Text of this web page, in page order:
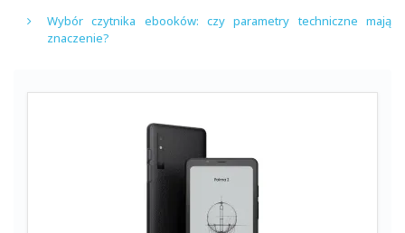
Wybór czytnika ebooków: czy parametry techniczne mają
znaczenie?